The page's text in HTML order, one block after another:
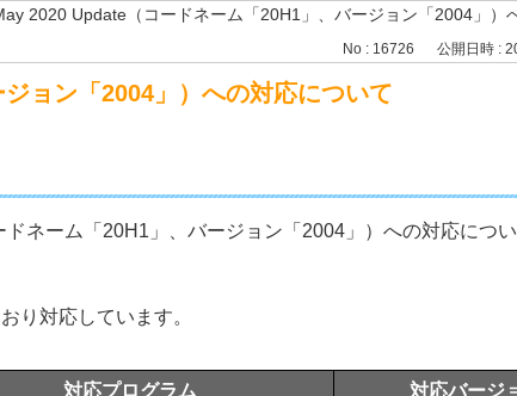
2020 Update（コードネーム「20H1」、バージョン「2004」）
No : 16726 公開日時 :
ョン「2004」）への対応について
ネーム「20H1」、バージョン「2004」）への対応につ
り対応しています。
対応プログラム 対応バージ